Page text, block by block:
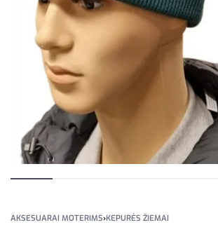
AKSESUARAI MOTERIMS›KEPURĖS ŽIEMAI